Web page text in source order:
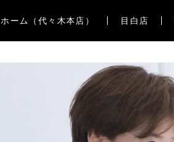
ホーム（代々木本店） 目白店